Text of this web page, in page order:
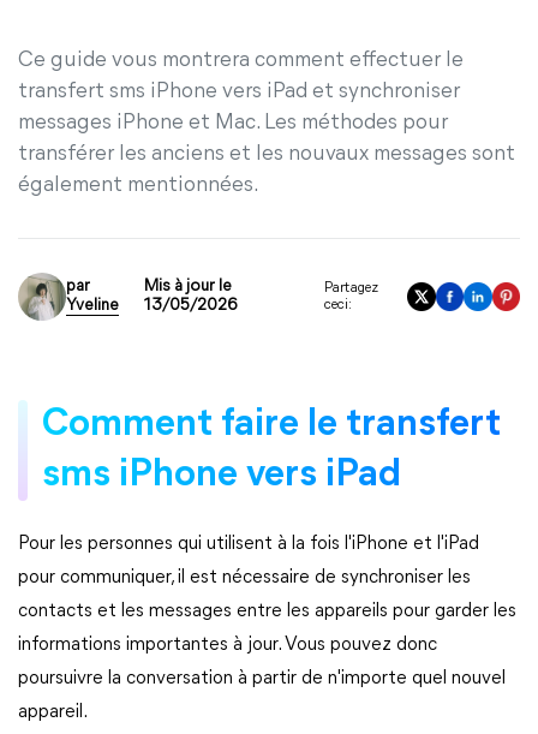
Ce guide vous montrera comment effectuer le
transfert sms iPhone vers iPad et synchroniser
messages iPhone et Mac. Les méthodes pour
transférer les anciens et les nouvaux messages sont
également mentionnées.
par
Yveline
Mis à jour le
13/05/2026
Partagez
ceci:
Comment faire le transfert
sms iPhone vers iPad
Pour les personnes qui utilisent à la fois l'iPhone et l'iPad
pour communiquer, il est nécessaire de synchroniser les
contacts et les messages entre les appareils pour garder les
informations importantes à jour. Vous pouvez donc
poursuivre la conversation à partir de n'importe quel nouvel
appareil.